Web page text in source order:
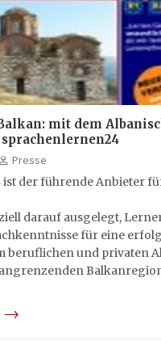
mit dem
Presse
der führende Anbieter
darauf ausgelegt,
für eine
beruflichen und privaten